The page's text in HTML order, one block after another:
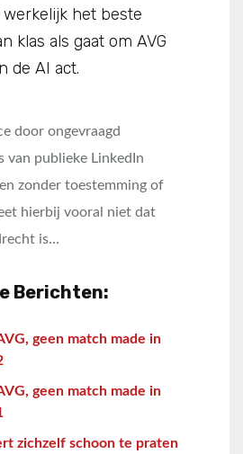
het beste
klas als gaat om AVG
de AI act.
door ongevraagd
van publieke LinkedIn
zonder toestemming of
hierbij vooral niet dat
is…
Berichten:
geen match made in
geen match made in
zichzelf schoon te praten